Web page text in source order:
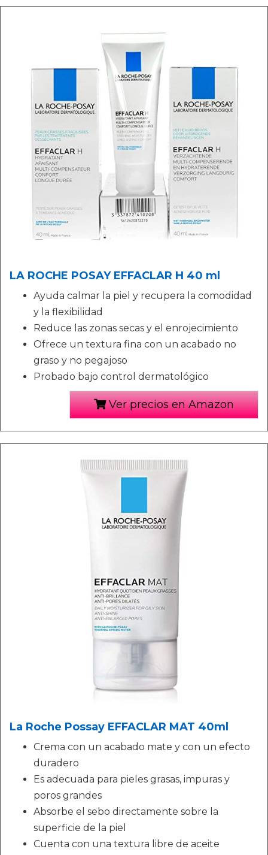
LA ROCHE POSAY EFFACLAR H 40 ml
Ayuda calmar la piel y recupera la comodidad
y la flexibilidad
Reduce las zonas secas y el enrojecimiento
Ofrece un textura fina con un acabado no
graso y no pegajoso
Probado bajo control dermatológico
Ver precios en Amazon
La Roche Possay EFFACLAR MAT 40ml
Crema con un acabado mate y con un efecto
duradero
Es adecuada para pieles grasas, impuras y
poros grandes
Absorbe el sebo directamente sobre la
superficie de la piel
Cuenta con una textura libre de aceite